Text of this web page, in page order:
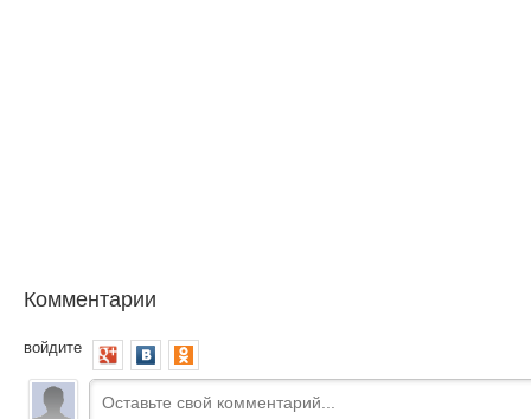
Комментарии
войдите